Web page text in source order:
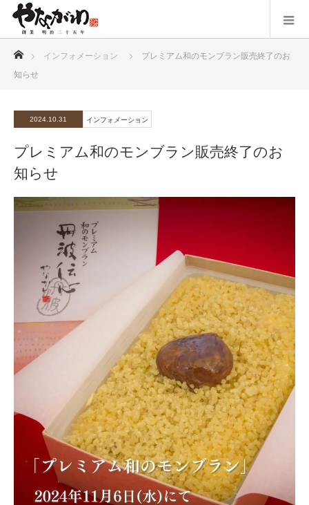
インフォメーション
プレミアム和のモンブラン販売終了のお
知らせ
2024.10.31 インフォメーション
プレミアム和のモンブラン販売終了のお
知らせ